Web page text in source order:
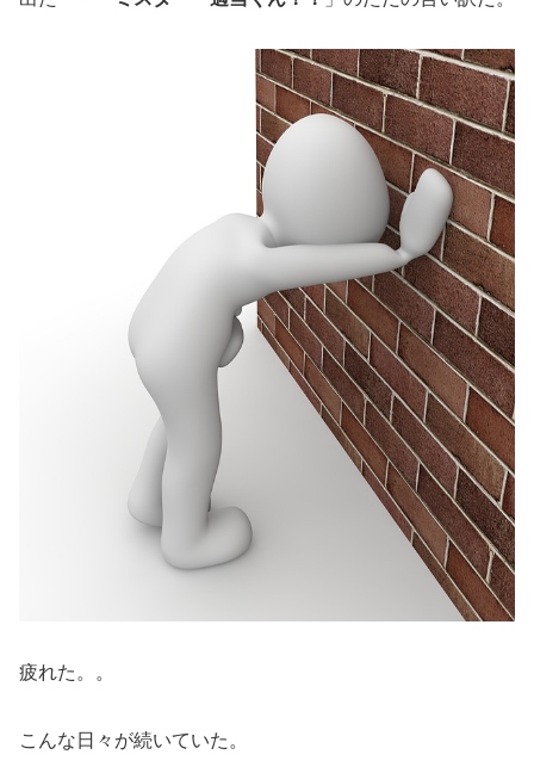
疲れた。。
こんな日々が続いていた。